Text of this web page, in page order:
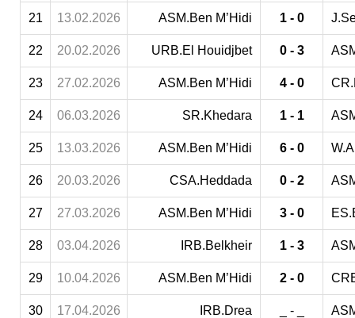
21 13.02.2026 ASM.Ben M’Hidi 1 - 0
22 20.02.2026 URB.El Houidjbet 0 - 3
23 27.02.2026 ASM.Ben M’Hidi 4 - 0
24 06.03.2026 SR.Khedara 1 - 1
25 13.03.2026 ASM.Ben M’Hidi 6 - 0
26 20.03.2026 CSA.Heddada 0 - 2
27 27.03.2026 ASM.Ben M’Hidi 3 - 0
28 03.04.2026 IRB.Belkheir 1 - 3
29 10.04.2026 ASM.Ben M’Hidi 2 - 0
30 17.04.2026 IRB.Drea _ - _